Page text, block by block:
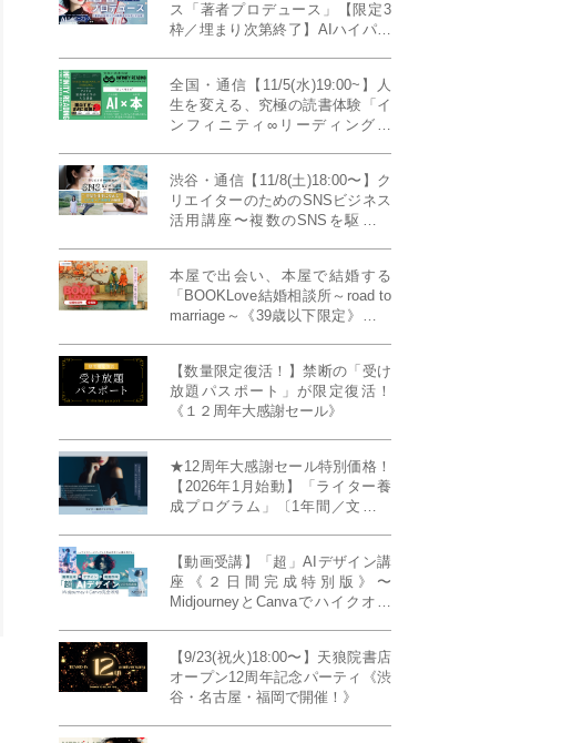
ス「著者プロデュース」【限定3
枠／埋まり次第終了】AIハイパー
全国・通信【11/5(水)19:00~】人
生を変える、究極の読書体験「イ
ンフィニティ∞リーディング／
MILLENNIUM THINKING アメリ
カ最高峰大学の人気講義』
渋谷・通信【11/8(土)18:00〜】ク
リエイターのためのSNSビジネス
活用講座〜複数のSNSを駆使し
成ラボPresents》
本屋で出会い、本屋で結婚する
「BOOKLove結婚相談所～road to
marriage～《39歳以下限定》」全
【数量限定復活！】禁断の「受け
放題パスポート」が限定復活！
《１２周年大感謝セール》
★12周年大感謝セール特別価格！
【2026年1月始動】「ライター養
成プログラム」〔1年間／文章講
ー”へ、全国どこからでも。〜《全
店舗リアルタイム参加OK／録画
視聴対応／限定4席》
【動画受講】「超」AIデザイン講
座《２日間完成特別版》〜
MidjourneyとCanvaでハイクオリ
【9/23(祝火)18:00〜】天狼院書店
オープン12周年記念パーティ《渋
谷・名古屋・福岡で開催！》